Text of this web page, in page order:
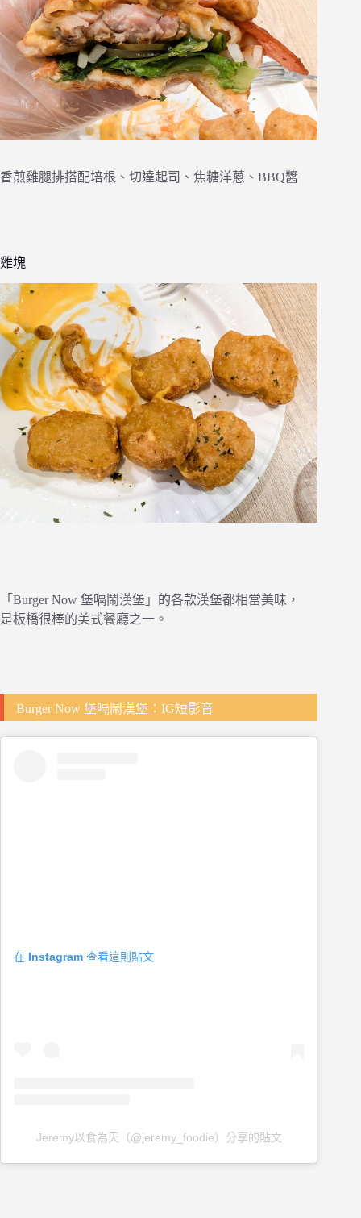
香煎雞腿排搭配培根、切達起司、焦糖洋蔥、BBQ醬
雞塊
「Burger Now 堡嗝鬧漢堡」的各款漢堡都相當美味，
是板橋很棒的美式餐廳之一。
Burger Now 堡嗝鬧漢堡：IG短影音
在 Instagram 查看這則貼文
Jeremy以食為天（@jeremy_foodie）分享的貼文